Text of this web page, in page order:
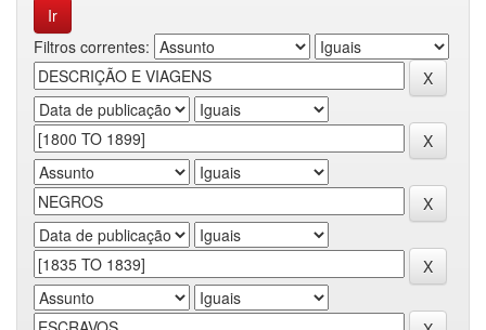
Filtros correntes: